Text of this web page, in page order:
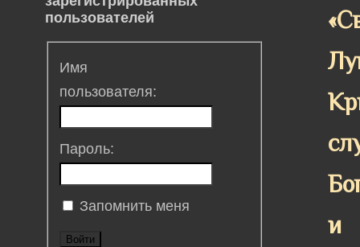
и
пользователей
Имя
пользователя:
Пароль:
Запомнить меня
Войти